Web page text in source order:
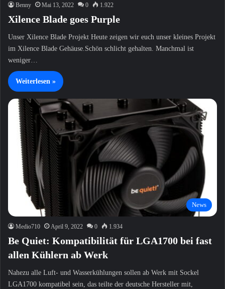
Benny Mai 13, 2022 0 1.922
Xilence Blade goes Purple
Unser Xilence Blade Projekt Heute zeigen wir euch unser kleines Projekt
im Xilence Blade Gehäuse.Schön schlicht gehalten. Manchmal ist
weniger…
Weiterlesen »
News
Medio710 April 9, 2022 0 1.934
Be Quiet: Kompatibilität für LGA1700 bei fast
allen Kühlern ab Werk
Nahezu alle Luft- und Wasserkühlungen sollen ab Werk mit Sockel
LGA1700 kompatibel sein, das teilte der deutsche Hersteller mit,